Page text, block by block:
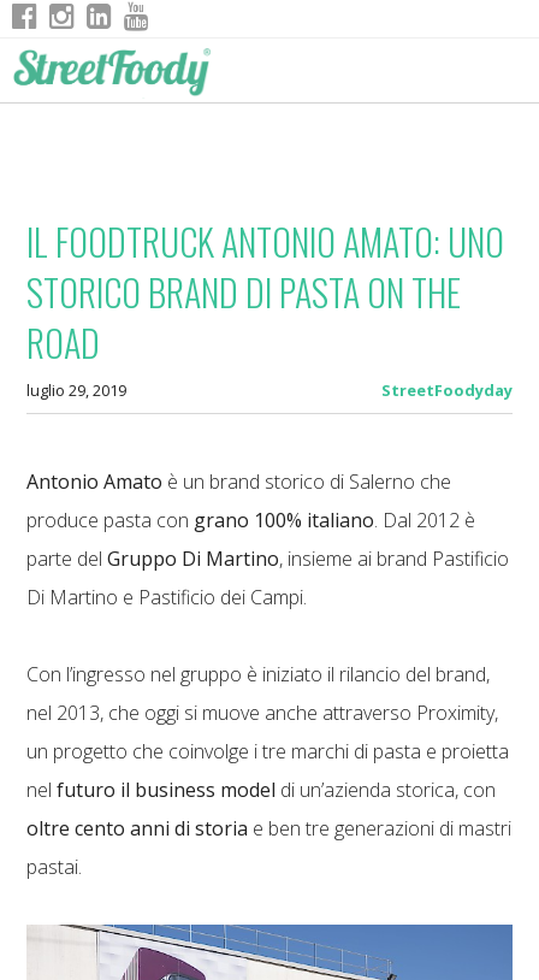
IL FOODTRUCK ANTONIO AMATO: UNO
STORICO BRAND DI PASTA ON THE
ROAD
luglio 29, 2019 StreetFoodyday
Antonio Amato è un brand storico di Salerno che
produce pasta con grano 100% italiano. Dal 2012 è
parte delGruppo Di Martino, insieme ai brand Pastificio
Di Martino e Pastificio dei Campi.
Con l’ingresso nel gruppo è iniziato il rilancio del brand,
nel 2013, che oggi si muove anche attraverso Proximity,
un progetto che coinvolge i tre marchi di pasta e proietta
nelfuturo il business model di un’azienda storica, con
oltre cento anni di storia e ben tre generazioni di mastri
pastai.